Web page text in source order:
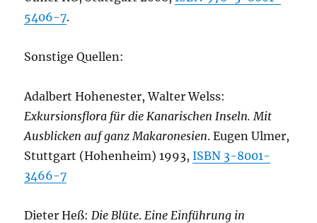
5406-7.
Sonstige Quellen:
Adalbert Hohenester, Walter Welss:
Exkursionsflora für die Kanarischen Inseln. Mit
Ausblicken auf ganz Makaronesien. Eugen Ulmer,
Stuttgart (Hohenheim) 1993,ISBN 3-8001-
3466-7
Dieter Heß: Die Blüte. Eine Einführung in